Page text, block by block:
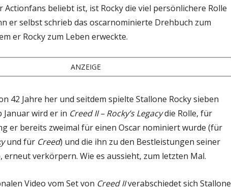
Actionfans beliebt ist, ist Rocky die viel persönlichere Rolle
er selbst schrieb das oscarnominierte Drehbuch zum
er Rocky zum Leben erweckte.
ANZEIGE
42 Jahre her und seitdem spielte Stallone Rocky sieben
Januar wird er in Creed II – Rocky’s Legacydie Rolle, für
er bereits zweimal für einen Oscar nominiert wurde (für
und für Creed) und die ihn zu den Bestleistungen seiner
erneut verkörpern. Wie es aussieht, zum letzten Mal.
Video vom Set von Creed IIverabschiedet sich Stallone